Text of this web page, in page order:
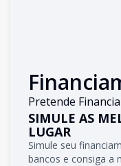
Pretende
SIMULE AS
LUGAR
Simule seu
bancos e consiga a